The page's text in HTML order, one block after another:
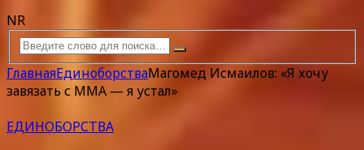
NR
ГлавнаяЕдиноборстваМагомед Исмаилов: «Я хочу
завязать с ММА — я устал»
ЕДИНОБОРСТВА